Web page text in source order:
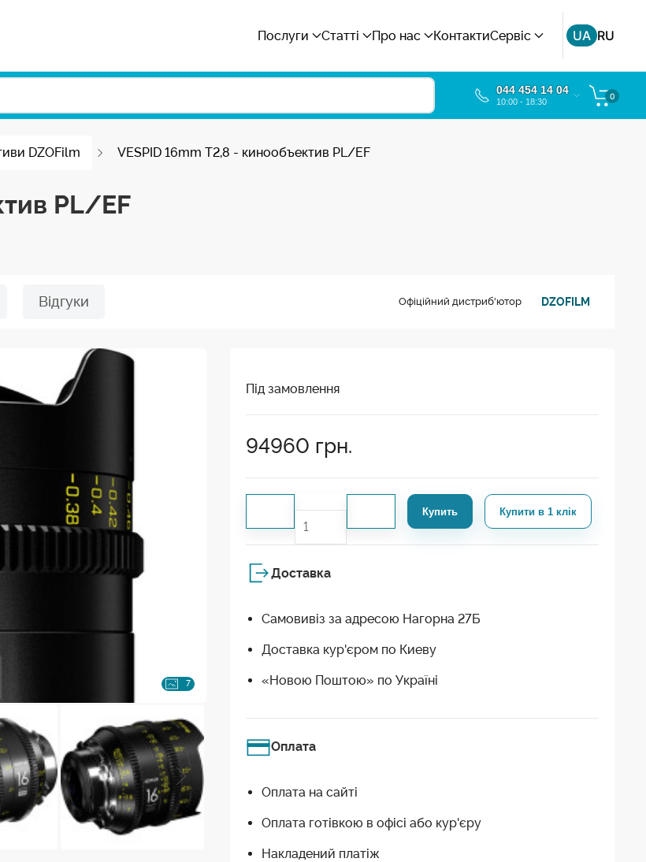
Послуги Статті Про нас КонтактиСервіс UA RU
044 454 14 04
10:00 - 18:30
0
DZOFilm VESPID 16mm T2,8 - кинообъектив PL/EF
PL/EF
Відгуки Офіційний дистриб'ютор DZOFILM
7
Під замовлення
94960 грн.
Купить Купити в 1 клік
Доставка
Самовивіз за адресою Нагорна 27Б
Доставка кур'єром по Киеву
«Новою Поштою» по Україні
Оплата
Оплата на сайті
Оплата готівкою в офісі або кур'єру
Накладений платіж